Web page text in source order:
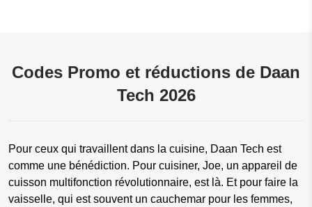
Codes Promo et réductions de Daan
Tech 2026
Pour ceux qui travaillent dans la cuisine, Daan Tech est
comme une bénédiction. Pour cuisiner, Joe, un appareil de
cuisson multifonction révolutionnaire, est là. Et pour faire la
vaisselle, qui est souvent un cauchemar pour les femmes,